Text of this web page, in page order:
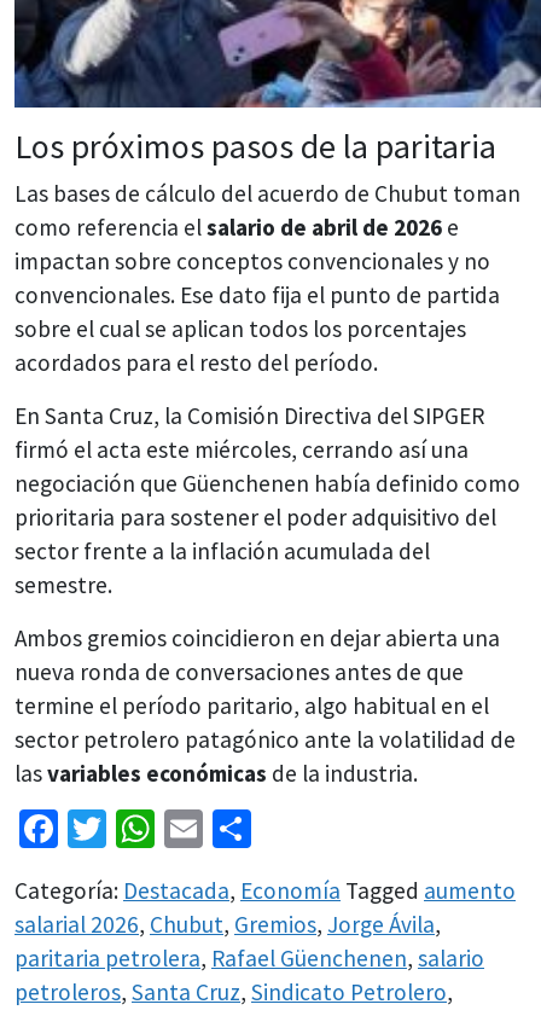
Los próximos pasos de la paritaria
Las bases de cálculo del acuerdo de Chubut toman
como referencia elsalario de abril de 2026 e
impactan sobre conceptos convencionales y no
convencionales. Ese dato fija el punto de partida
sobre el cual se aplican todos los porcentajes
acordados para el resto del período.
En Santa Cruz, la Comisión Directiva del SIPGER
firmó el acta este miércoles, cerrando así una
negociación que Güenchenen había definido como
prioritaria para sostener el poder adquisitivo del
sector frente a la inflación acumulada del
semestre.
Ambos gremios coincidieron en dejar abierta una
nueva ronda de conversaciones antes de que
termine el período paritario, algo habitual en el
sector petrolero patagónico ante la volatilidad de
lasvariables económicas de la industria.
Facebook
Twitter
WhatsApp
Email
Categoría: Destacada, Economía Tagged aumento
salarial 2026, Chubut, Gremios, Jorge Ávila,
paritaria petrolera, Rafael Güenchenen, salario
petroleros, Santa Cruz, Sindicato Petrolero,